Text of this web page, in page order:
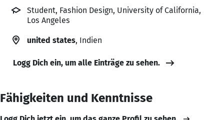
Student, Fashion Design, University of California,
Los Angeles
united states, Indien
Logg Dich ein, um alle Einträge zu sehen.
Fähigkeiten und Kenntnisse